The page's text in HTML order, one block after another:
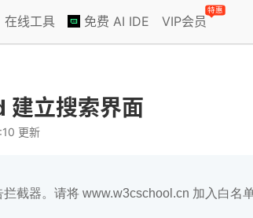
在线工具 免费 AI IDE VIP会员
特惠
立搜索界面
更新
拦截器。请将 www.w3cschool.cn 加入白名